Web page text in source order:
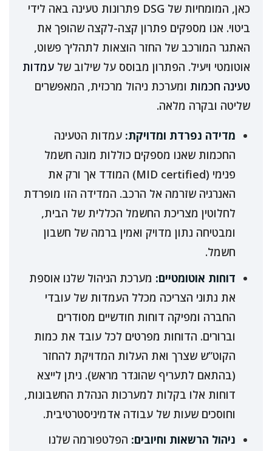
כאן, המומחיות של DSG פתרונות טעינה באה לידי
ביטוי. אנו מספקים פתרון קצה-לקצה שהופך את
האתגר המורכב של החזר הוצאות לתהליך פשוט,
אוטומטי ויעיל. הפתרון מבוסס על שילוב של עמדות
טעינה חכמות ומערכת ניהול מרכזית, המאפשרים
שליטה ובקרה מלאה.
מדידה נפרדת ומדויקת: עמדות הטעינה
החכמות שאנו מספקים כוללות מונה חשמל
פנימי (MID certified) המודד אך ורק את
האנרגיה שזרמה אל הרכב. המדידה הזו מופרדת
לחלוטין מצריכת החשמל הכללית של הבית,
ומבטיחה נתון מדויק ואמין ברמה של חשבון
חשמל.
דוחות אוטומטיים: מערכת הניהול שלנו אוספת
את נתוני הצריכה מכלל העמדות של עובדי
החברה ומפיקה דוחות חודשיים מסודרים
וברורים. הדוחות מפרטים לכל עובד את כמות
הקוט”ש שצרך ואת העלות המדויקת להחזר
(בהתאם לתעריף שהוגדר מראש). ניתן לייצא
דוחות אלו בקלות למערכות הנהלת החשבונות,
וחוסכים שעות של עבודה אדמיניסטרטיבית.
ניהול הרשאות וחיובים: הפלטפורמה שלנו